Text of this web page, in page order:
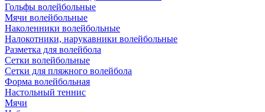
Гольфы волейбольные
Мячи волейбольные
Наколенники волейбольные
Налокотники, нарукавники волейбольные
Разметка для волейбола
Сетки волейбольные
Сетки для пляжного волейбола
Форма волейбольная
Настольный теннис
Мячи